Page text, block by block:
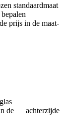
standaardmaat
prijs in de maat-
de achterzijde